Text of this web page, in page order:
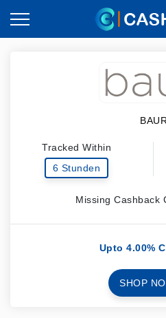
BAUR
Tracked Within
6 Stunden
Missing Cashback
Upto 4.00%
SHOP
Shops nach Kategorien
Empfehlen & Verdienen
Häufig gestellte Fragen